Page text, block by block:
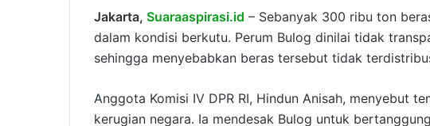
Jakarta, Suaraaspirasi.id – Sebanyak 300 ribu ton
dalam kondisi berkutu. Perum Bulog dinilai tidak
sehingga menyebabkan beras tersebut tidak
Anggota Komisi IV DPR RI, Hindun Anisah, menyebut
kerugian negara. Ia mendesak Bulog untuk